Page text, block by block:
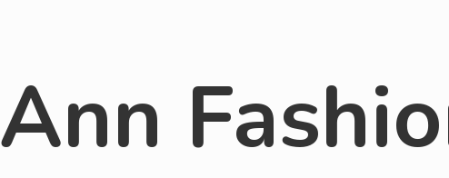
Ann